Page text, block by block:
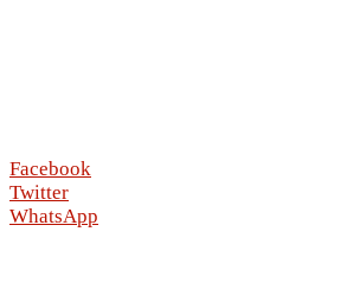
Facebook
Twitter
WhatsApp